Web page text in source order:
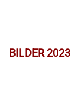
BILDER 2023